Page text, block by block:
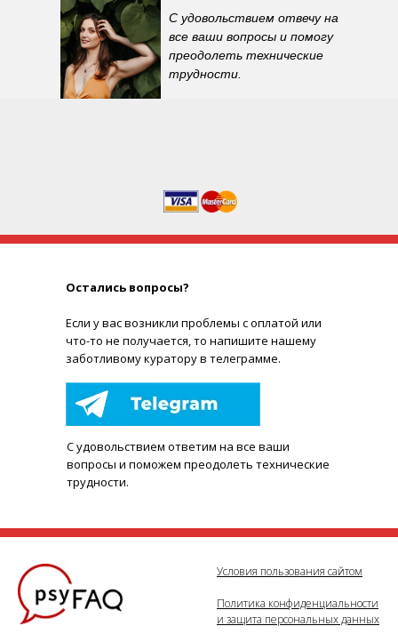
С удовольствием отвечу на
все ваши вопросы и помогу
преодолеть технические
трудности.
Остались вопросы?
Если у вас возникли проблемы с оплатой или
что-то не получается, то напишите нашему
заботливому куратору в телеграмме.
С удовольствием ответим на все ваши
вопросы и поможем преодолеть технические
трудности.
Условия пользования сайтом
Политика конфиденциальности
и защита персональных данных